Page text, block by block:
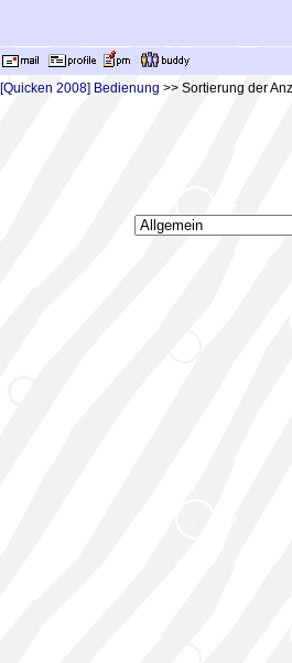
[Quicken 2008] Bedienung >> Sortierung der